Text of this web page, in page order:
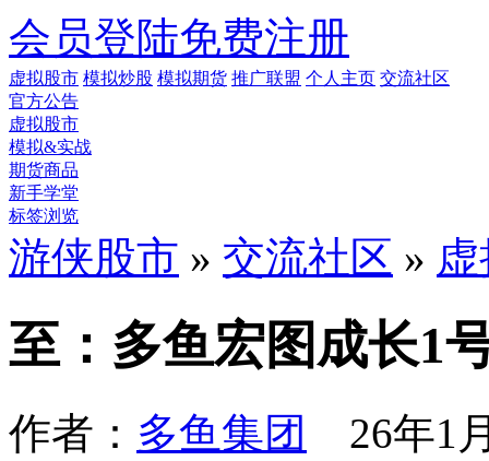
会员登陆免费注册
虚拟股市 模拟炒股 模拟期货 推广联盟 个人主页 交流社区
官方公告
虚拟股市
模拟&实战
期货商品
新手学堂
标签浏览
游侠股市 » 交流社区 »
至：多鱼宏图成长1
作者： 多鱼集团 26年1